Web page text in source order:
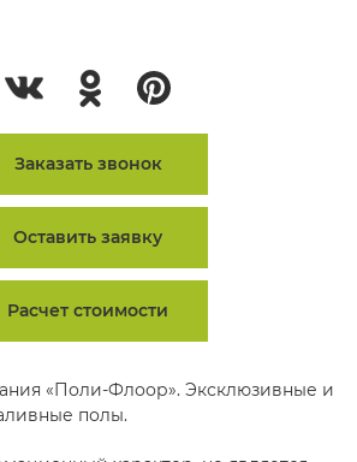
Заказать звонок
Оставить заявку
Расчет стоимости
«Поли-Флоор». Эксклюзивные и
полы.